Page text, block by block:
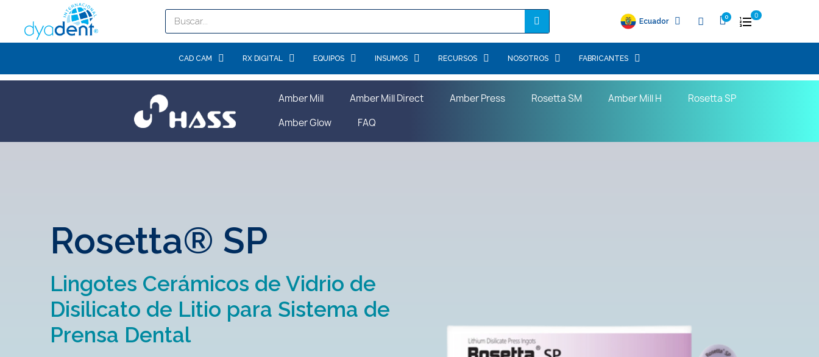
Ecuador
0
CAD CAM RX DIGITAL EQUIPOS INSUMOS RECURSOS NOSOTROS FABRICANTES
Amber Mill Amber Mill Direct Amber Press Rosetta SM Amber Mill H
Rosetta SP
Amber Glow
FAQ
Rosetta® SP
Lingotes Cerámicos de Vidrio de
Disilicato de Litio para Sistema de
Prensa Dental